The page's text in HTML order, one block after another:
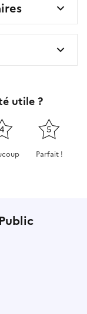
utile ?
4 5
Parfait !